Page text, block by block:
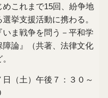
めこれまで15回、紛争地
挙支援活動に携わる。
いま戦争を問う－平和学
障論』（共著、法律文化
日（土）午後７：３０～